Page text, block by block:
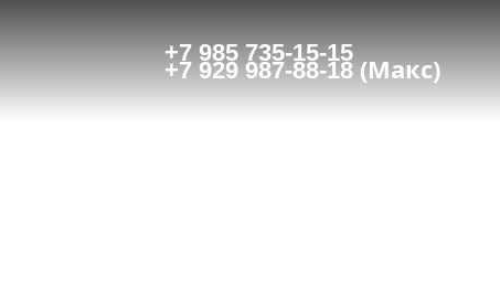
+7 985 735-15-15
+7 929 987-88-18(Макс)